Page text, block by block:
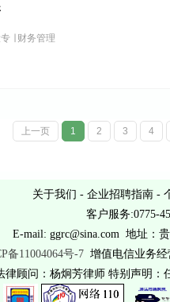
财务管理
上一页 1 2 3 4
关于我们 - 企业招聘指南 -
客户服务:0775-
E-mail: ggrc@sina.com 地址：
备11004064号-7增值电信业务经
律顾问：杨炯芳律师 特别声明：